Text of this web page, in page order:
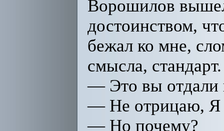
Ворошилов
достоинством,
бежал ко мне,
смысла, стандарт.
— Это вы отдали
— Не отрицаю, Я
— Но почему?